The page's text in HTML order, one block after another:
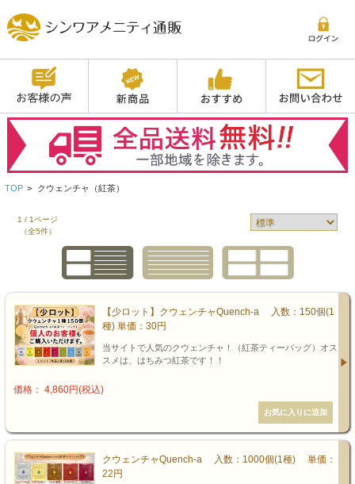
TOP > クウェンチャ（紅茶）
1 / 1ページ
（全5件）
【少ロット】クウェンチャQuench-a 入数：150個(1
種) 単価：30円
当サイトで人気のクウェンチャ！（紅茶ティーバッグ）オス
スメは、はちみつ紅茶です！！
価格： 4,860円(税込)
クウェンチャQuench-a 入数：1000個(1種) 単価：
22円